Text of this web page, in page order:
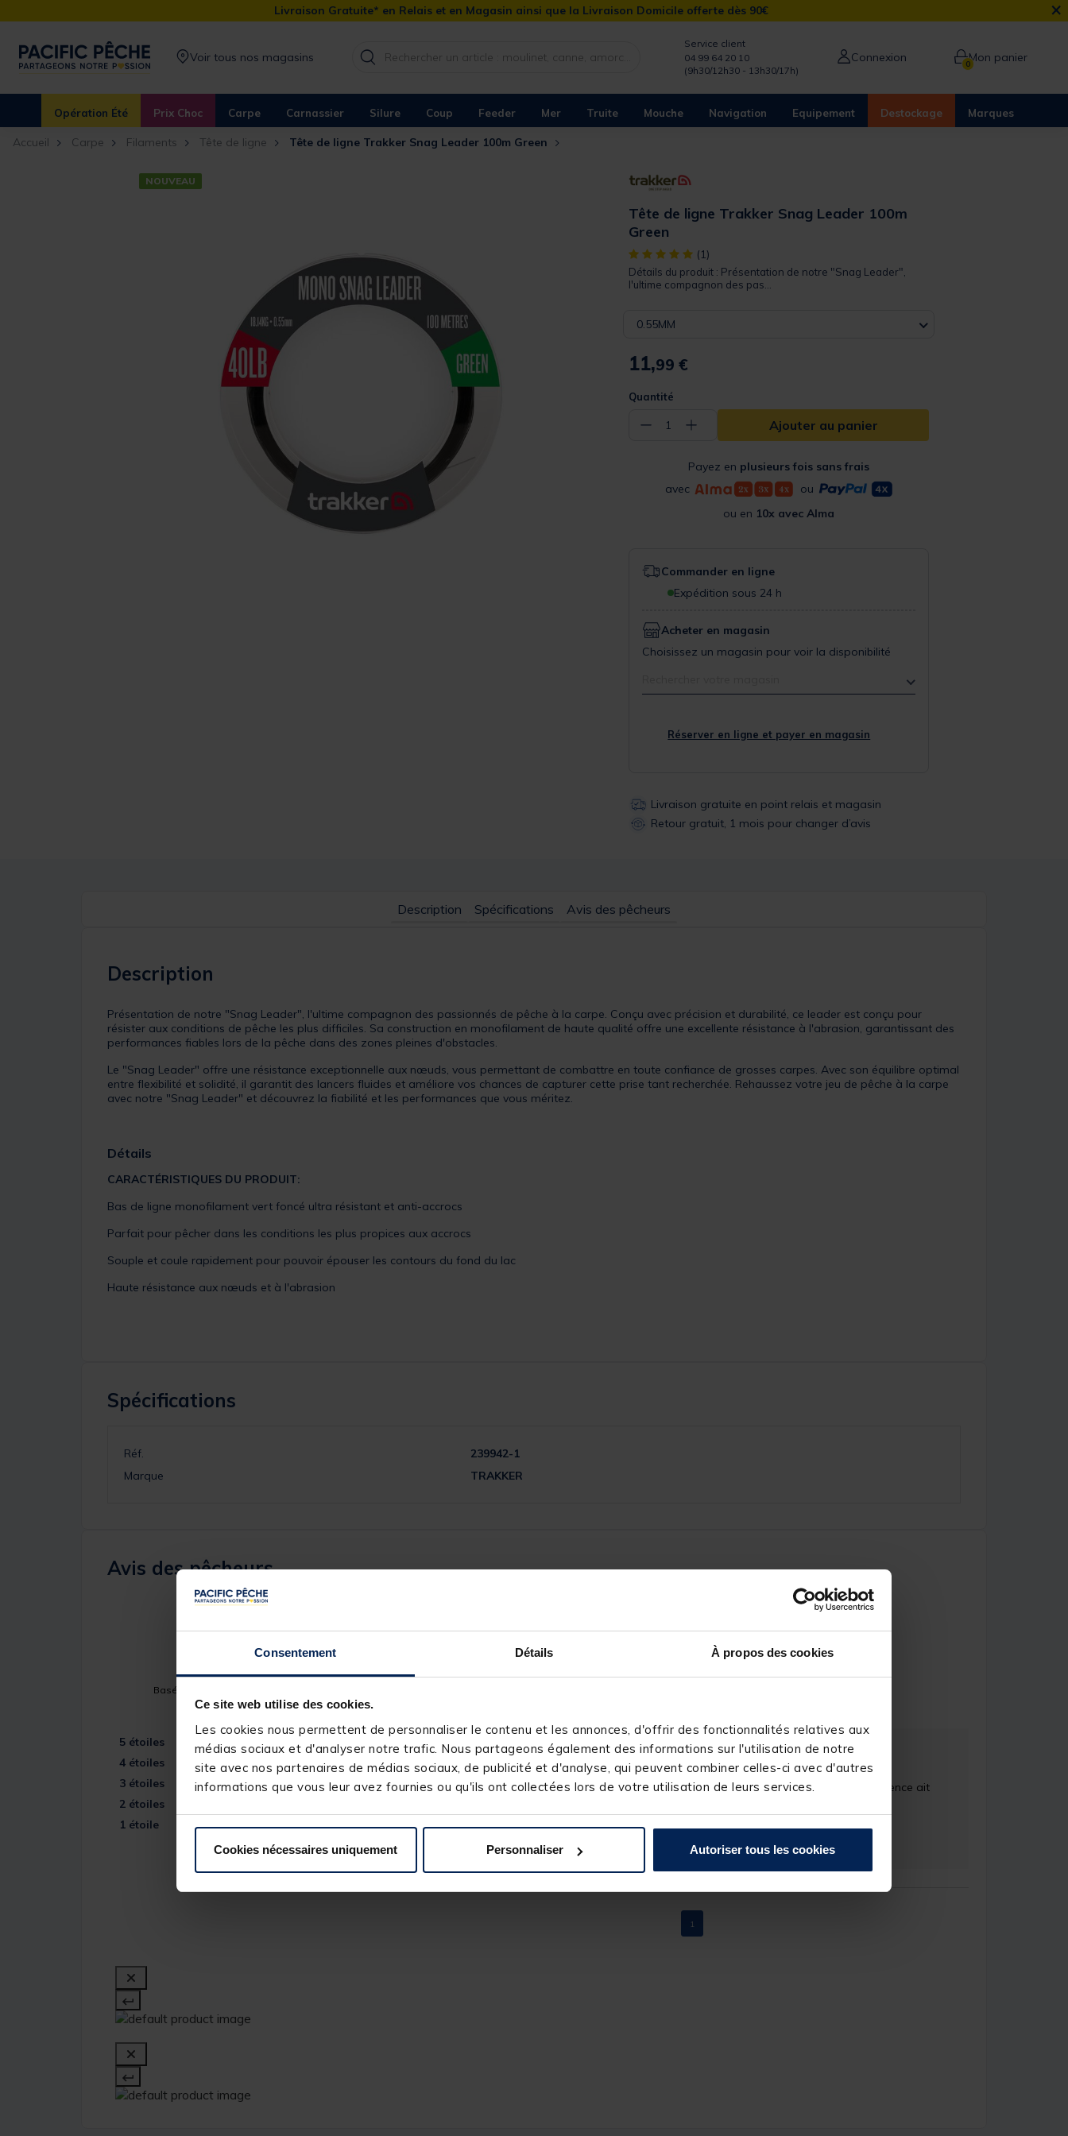
Consentement Détails À propos des cookies
Ce site web utilise des cookies.
Les cookies nous permettent de personnaliser le contenu et les annonces, d'offrir des fonctionnalités relatives aux
médias sociaux et d'analyser notre trafic. Nous partageons également des informations sur l'utilisation de notre
site avec nos partenaires de médias sociaux, de publicité et d'analyse, qui peuvent combiner celles-ci avec d'autres
informations que vous leur avez fournies ou qu'ils ont collectées lors de votre utilisation de leurs services.
Cookies nécessaires uniquement Personnaliser Autoriser tous les cookies
Livraison Gratuite* en Relais et en Magasin ainsi que la Livraison Domicile offerte dès 90€ ×
Voir tous nos magasins
Service client
04 99 64 20 10
(9h30/12h30 - 13h30/17h)
Connexion 0Mon panier
Opération Été Prix Choc Carpe Carnassier Silure Coup Feeder Mer Truite Mouche Navigation Equipement Destockage Marques
Accueil Carpe Filaments Tête de ligne Tête de ligne Trakker Snag Leader 100m Green
NOUVEAU
Tête de ligne Trakker Snag Leader 100m
Green
[object Object] out of 5 Customer Rating
(1)
Détails du produit : Présentation de notre "Snag Leader",
l'ultime compagnon des pas...
0.55MM
11,99 €
Quantité
− 1 + Ajouter au panier
Payez en plusieurs fois sans frais
avec
ou
ou en 10x avec Alma
Commander en ligne
Expédition sous 24 h
Acheter en magasin
Choisissez un magasin pour voir la disponibilité
Réserver en ligne et payer en magasin
Livraison gratuite en point relais et magasin
Retour gratuit, 1 mois pour changer d’avis
Description Spécifications Avis des pêcheurs
Description
Présentation de notre "Snag Leader", l'ultime compagnon des passionnés de pêche à la carpe. Conçu avec précision et durabilité, ce leader est conçu pour
résister aux conditions de pêche les plus difficiles. Sa construction en monofilament de haute qualité offre une excellente résistance à l'abrasion, garantissant des
performances fiables lors de la pêche dans des zones pleines d'obstacles.
Le "Snag Leader" offre une résistance exceptionnelle aux nœuds, vous permettant de combattre en toute confiance de grosses carpes. Avec son équilibre optimal
entre flexibilité et solidité, il garantit des lancers fluides et améliore vos chances de capturer cette prise tant recherchée. Rehaussez votre jeu de pêche à la carpe
avec notre "Snag Leader" et découvrez la fiabilité et les performances que vous méritez.
Détails
CARACTÉRISTIQUES DU PRODUIT:
Bas de ligne monofilament vert foncé ultra résistant et anti-accrocs
Parfait pour pêcher dans les conditions les plus propices aux accrocs
Souple et coule rapidement pour pouvoir épouser les contours du fond du lac
Haute résistance aux nœuds et à l'abrasion
Spécifications
Réf.
239942-1
Marque
TRAKKER
Avis des pêcheurs
5
/5
Basé sur
Voir tous les avis sur ce site
5 étoiles
4 étoiles
0
3 étoiles
0
2 étoiles
1 étoile 0
Avis vérifié
Réponse de
pacificpeche.com
Bonjour,
Merci beaucoup pour cette excellente note ! Nous sommes heureux que votre expérience ait
À très bientôt,
L’équipe Pacific Pêche.
1